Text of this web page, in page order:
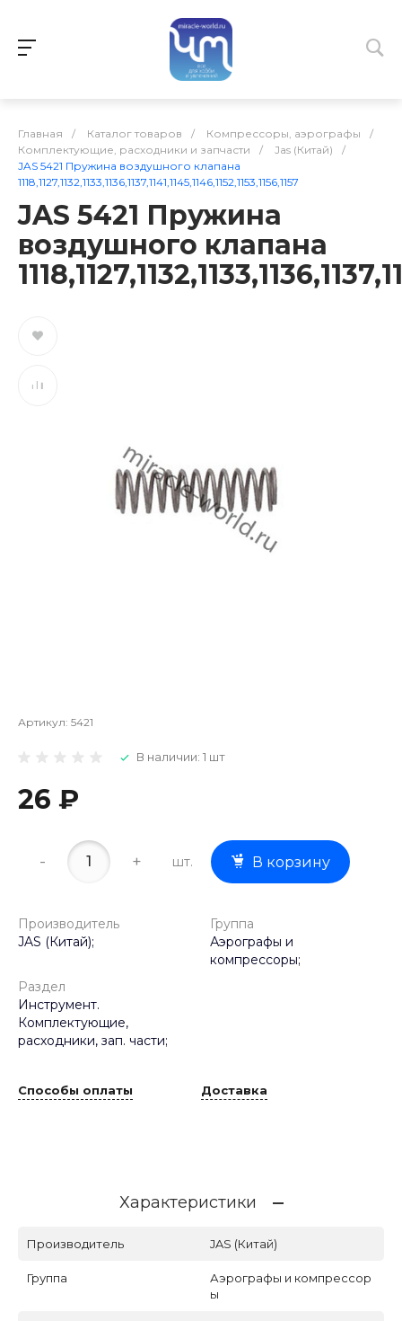
Главная / Каталог товаров / Компрессоры, аэрографы
/
Комплектующие, расходники и запчасти
/ Jas (Китай)
/
JAS 5421 Пружина воздушного клапана
1118,1127,1132,1133,1136,1137,1141,1145,1146,1152,1153,1156,1157
JAS 5421 Пружина
воздушного клапана
Артикул: 5421
В наличии: 1 шт
26 ₽
- + шт. В корзину
Производитель
JAS (Китай);
Группа
Аэрографы и
компрессоры;
Раздел
Инструмент.
Комплектующие,
расходники, зап. части;
Способы оплаты Доставка
Характеристики
Производитель JAS (Китай)
Группа
Аэрографы и компрессор
ы